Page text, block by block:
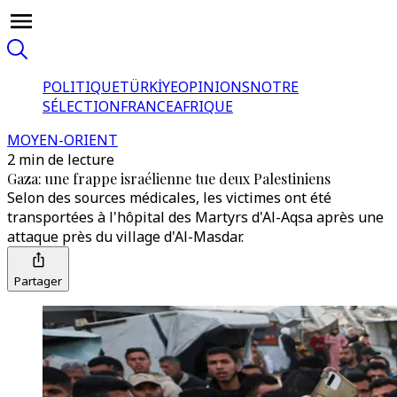
POLITIQUETÜRKİYEOPINIONSNOTRE
SÉLECTIONFRANCEAFRIQUE
MOYEN-ORIENT
2 min de lecture
Gaza: une frappe israélienne tue deux Palestiniens
Selon des sources médicales, les victimes ont été
transportées à l'hôpital des Martyrs d'Al-Aqsa après une
attaque près du village d'Al-Masdar.
Partager